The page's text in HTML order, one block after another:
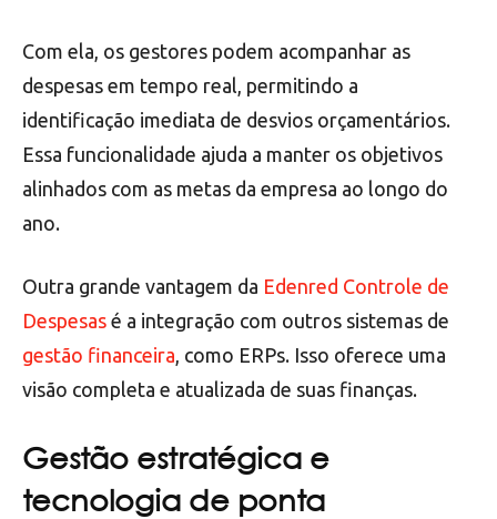
Com ela, os gestores podem acompanhar as
despesas em tempo real, permitindo a
identificação imediata de desvios orçamentários.
Essa funcionalidade ajuda a manter os objetivos
alinhados com as metas da empresa ao longo do
ano.
Outra grande vantagem da Edenred Controle de
Despesas é a integração com outros sistemas de
gestão financeira , como ERPs. Isso oferece uma
visão completa e atualizada de suas finanças.
Gestão estratégica e
tecnologia de ponta